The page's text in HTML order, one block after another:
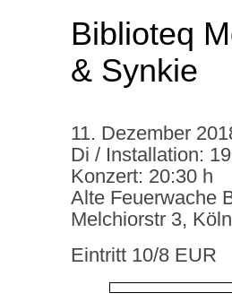
Biblioteq
& Synkie
11. Dezember
Di / Installation:
Konzert: 20:30 h
Alte Feuerwache
Melchiorstr 3, Köln
Eintritt 10/8 EUR